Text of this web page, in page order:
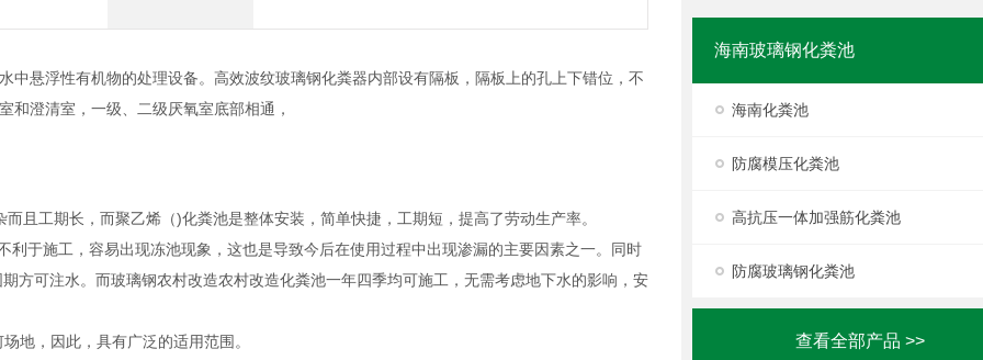
海南玻璃钢化粪池
海南化粪池
防腐模压化粪池
高抗压一体加强筋化粪池
防腐玻璃钢化粪池
查看全部产品 >>
中悬浮性有机物的处理设备。高效波纹玻璃钢化粪器内部设有隔板，隔板上的孔上下错位，不
和澄清室，一级、二级厌氧室底部相通，
且工期长，而聚乙烯（)化粪池是整体安装，简单快捷，工期短，提高了劳动生产率。
于施工，容易出现冻池现象，这也是导致今后在使用过程中出现渗漏的主要因素之一。同时
方可注水。而玻璃钢农村改造农村改造化粪池一年四季均可施工，无需考虑地下水的影响，安
地，因此，具有广泛的适用范围。